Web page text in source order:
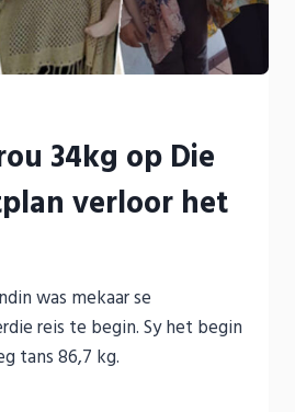
34kg op Die
verloor het
was mekaar se
reis te begin. Sy het begin
tans 86,7 kg.